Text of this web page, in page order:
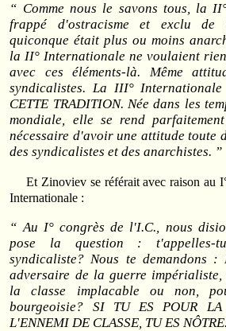
“ Comme nous le savons tous, la
frappé d'ostracisme et exclu de
quiconque était plus ou moins
la II° Internationale ne voulaient
avec ces éléments-là. Même
syndicalistes. La III° Internationale
CETTE TRADITION. Née dans les
mondiale, elle se rend
nécessaire d'avoir une attitude toute
des syndicalistes et des anarchistes. ”
Et Zinoviev se référait avec raison au
Internationale :
“ Au I° congrès de l'I.C., nous
pose la question : t'appelles-
syndicaliste? Nous te demandons :
adversaire de la guerre
la classe implacable ou non,
bourgeoisie? SI TU ES POUR LA
L'ENNEMI DE CLASSE, TU ES